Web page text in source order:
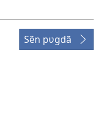
Sẽn pʋgdã